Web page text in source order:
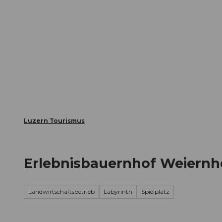
Luzern Tourismus
Erlebnisbauernhof
Landwirtschaftsbetrieb Labyrinth Spielplatz